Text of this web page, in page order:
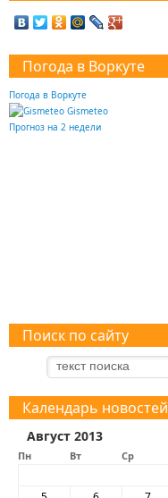
Погода в Воркуте
Погода в Воркуте
Gismeteo
Прогноз на 2 недели
Поиск по сайту
Календарь новостей
Август 2013
Пн Вт Ср